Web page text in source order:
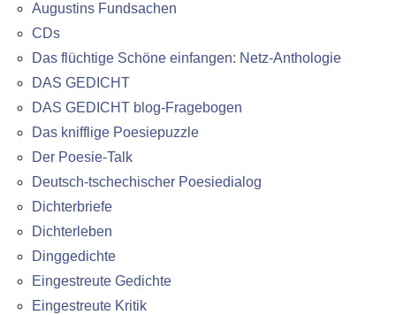
Augustins Fundsachen
CDs
Das flüchtige Schöne einfangen: Netz-Anthologie
DAS GEDICHT
DAS GEDICHT blog-Fragebogen
Das knifflige Poesiepuzzle
Der Poesie-Talk
Deutsch-tschechischer Poesiedialog
Dichterbriefe
Dichterleben
Dinggedichte
Eingestreute Gedichte
Eingestreute Kritik